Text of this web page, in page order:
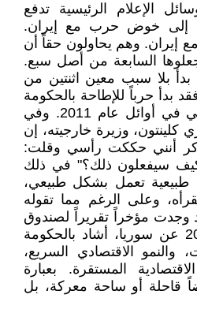
الإعلام الرئيسية تدفع
إلى خوض حرب مع إيران.
إيران. وهم يحاولون حقاً أن
السابعة من أصل سبع.
بدأ بلا سبب معين اثنتين من
بدأ حرباً للإطاحة بالحكومة
الليبية بقيادة معمر القذافي في أوائل عام 2011. وفي
كلينتون، وزيرة خارجيته، إن
أنني حككت رأسي وقلت:
كيف سيفعلون ذلك؟" في ذلك
طبيعية تعمل بشكل طبيعي،
وعلى الرغم مما تقوله
وجدت مؤخراً تقريراً لصندوق
النقد الدولي في عام 2009 عن سوريا، أشاد بالحكومة
والنمو الاقتصادي السريع،
المستقرة. بعبارة
قاحلة أو ساحة معركة، بل